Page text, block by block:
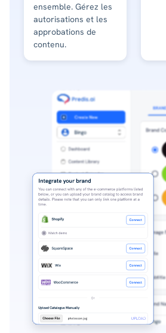
ensemble. Gérez les
autorisations et les
approbations de
contenu.